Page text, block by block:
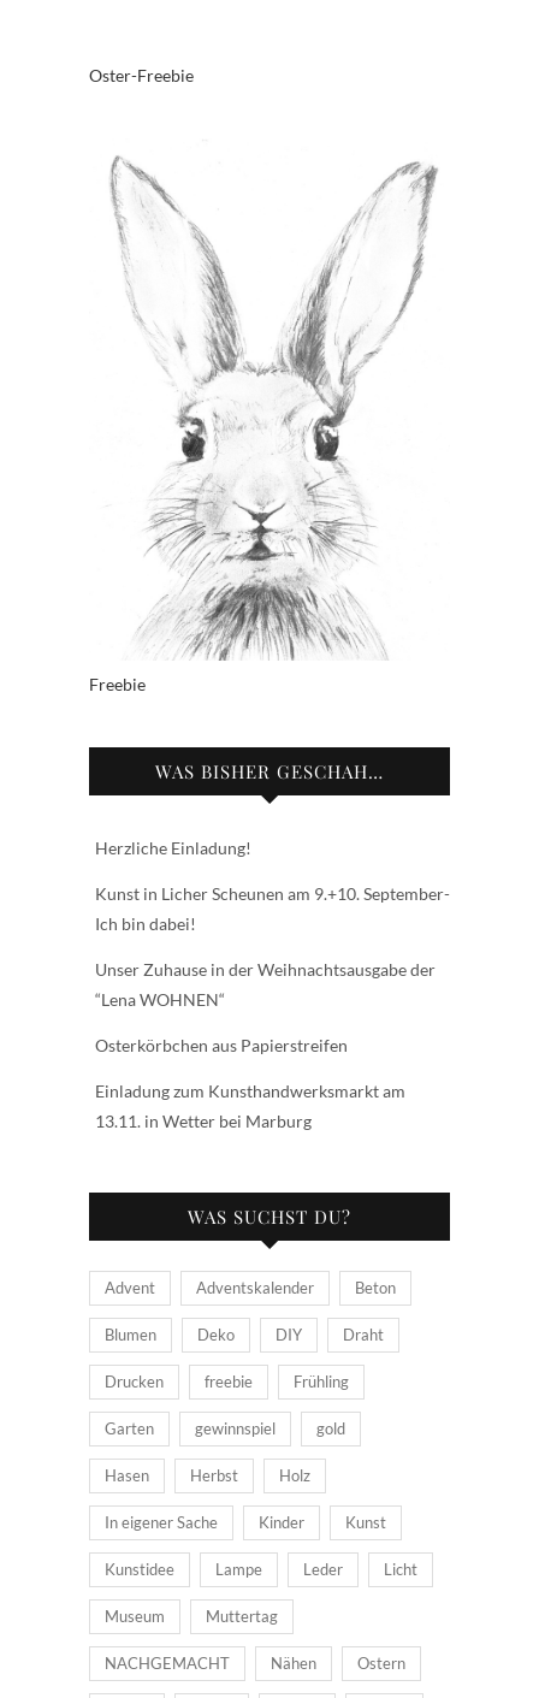
Oster-Freebie
Freebie
WAS BISHER GESCHAH…
Herzliche Einladung!
Kunst in Licher Scheunen am 9.+10. September-
Ich bin dabei!
Unser Zuhause in der Weihnachtsausgabe der
“Lena WOHNEN“
Osterkörbchen aus Papierstreifen
Einladung zum Kunsthandwerksmarkt am
13.11. in Wetter bei Marburg
WAS SUCHST DU?
Advent Adventskalender Beton
Blumen Deko DIY Draht
Drucken freebie Frühling
Garten gewinnspiel gold
Hasen Herbst Holz
In eigener Sache Kinder Kunst
Kunstidee Lampe Leder Licht
Museum Muttertag
NACHGEMACHT Nähen Ostern